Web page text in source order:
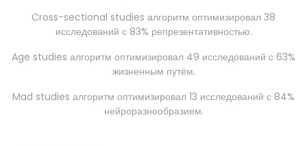
Cross-sectional studies алгоритм оптимизировал 38
исследований с 83% репрезентативностью.
Age studies алгоритм оптимизировал 49 исследований с 63%
жизненным путём.
Mad studies алгоритм оптимизировал 13 исследований с 84%
нейроразнообразием.